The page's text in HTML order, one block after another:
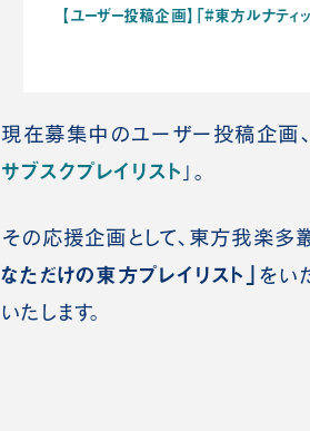
【ユーザー投稿企画】「#東方ルナティ
現在募集中のユーザー投稿企画、
サブスクプレイリスト 」。
その応援企画として、東方我楽多
なただけの東方プレイリスト」 をい
いたします。